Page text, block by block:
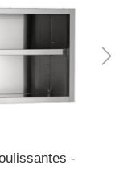
-